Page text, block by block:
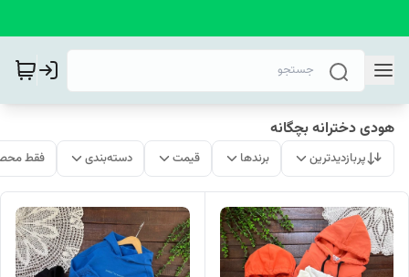
هودی دخترانه بچگانه
پربازدیدترین برندها قیمت دسته‌بندی فقط